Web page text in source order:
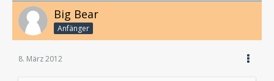
Big Bear
Anfänger
8. März 2012